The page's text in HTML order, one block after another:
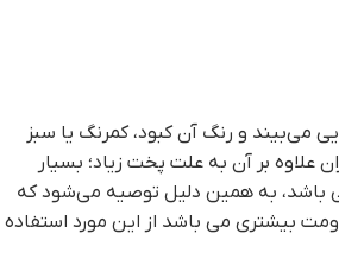
می‌بیند و رنگ آن کبود، کمرنگ یا سبز
علاوه بر آن به علت پخت زیاد؛ بسیار
باشد، به همین دلیل توصیه می‌شود که
بیشتری می باشد از این مورد استفاده